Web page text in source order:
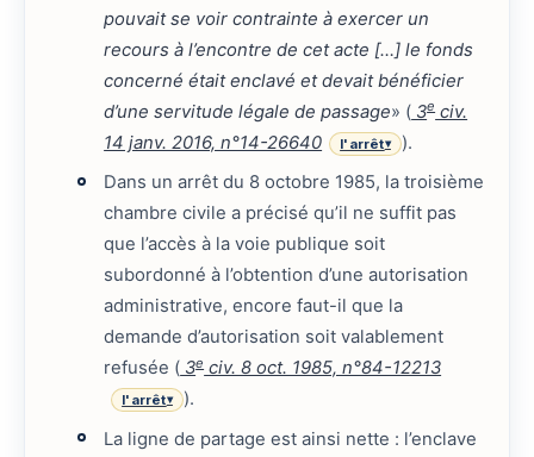
pouvait se voir contrainte à exercer un
recours à l’encontre de cet acte […] le fonds
concerné était enclavé et devait bénéficier
d’une servitude légale de passage» ( 3e civ.
14 janv. 2016, n°14-26640
l'arrêt▾
).
Dans un arrêt du 8 octobre 1985, la troisième
chambre civile a précisé qu’il ne suffit pas
que l’accès à la voie publique soit
subordonné à l’obtention d’une autorisation
administrative, encore faut-il que la
demande d’autorisation soit valablement
refusée ( 3e civ. 8 oct. 1985, n°84-12213
l'arrêt▾
).
La ligne de partage est ainsi nette : l’enclave